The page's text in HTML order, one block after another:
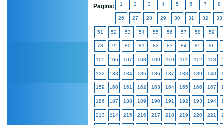
Pagina: 1 2 3 4 5 6 7 8
26 27 28 29 30 31 32 33
51 52 53 54 55 56 57 58 59
78 79 80 81 82 83 84 85 86
105 106 107 108 109 110 111 112 113
132 133 134 135 136 137 138 139 140
159 160 161 162 163 164 165 166 167
186 187 188 189 190 191 192 193 194
213 214 215 216 217 218 219 220 221